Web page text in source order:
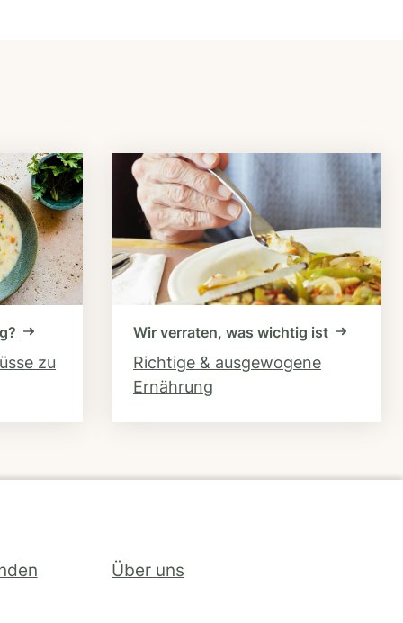
zu
Wir verraten, was wichtig ist
Richtige & ausgewogene
Ernährung
Über uns